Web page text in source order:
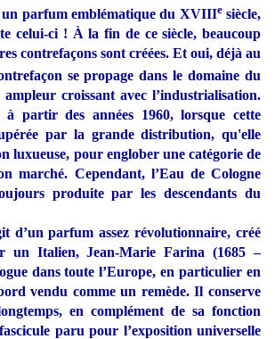
un parfum emblématique du XVIIIesiècle,
celui-ci ! À la fin de ce siècle, beaucoup
contrefaçons sont créées. Et oui, déjà au
se propage dans le domaine du
croissant avec l’industrialisation.
partir des années 1960, lorsque cette
par la grande distribution, qu'elle
luxueuse, pour englober une catégorie de
marché. Cependant, l’Eau de Cologne
produite par les descendants du
d’un parfum assez révolutionnaire, créé
un Italien, Jean-Marie Farina (1685 –
dans toute l’Europe, en particulier en
vendu comme un remède. Il conserve
en complément de sa fonction
paru pour l’exposition universelle